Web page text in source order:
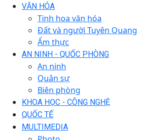
VĂN HÓA
Tinh hoa văn hóa
Đất và người Tuyên Quang
Ẩm thực
AN NINH - QUỐC PHÒNG
An ninh
Quân sự
Biên phòng
KHOA HỌC - CÔNG NGHỆ
QUỐC TẾ
MULTIMEDIA